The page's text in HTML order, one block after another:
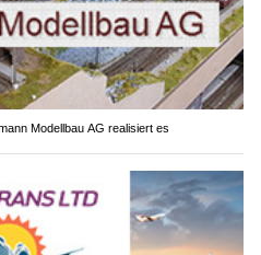
Modellbau AG realisiert es